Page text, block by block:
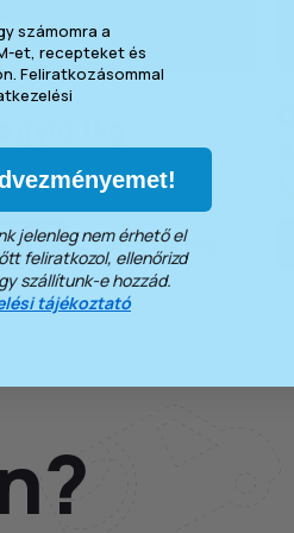
1kg
Részletek
számomra a
et, recepteket és
Feliratkozásommal
jelenleg nem érhető el
feliratkozol, ellenőrizd
szállítunk-e hozzád.
tájékoztató